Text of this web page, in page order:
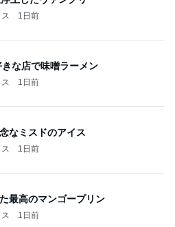
1日前
な店で味噌ラーメン
1日前
なミスドのアイス
1日前
最高のマンゴープリン
1日前